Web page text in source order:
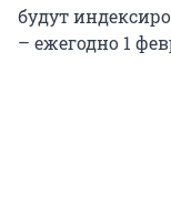
будут
– ежегодно 1